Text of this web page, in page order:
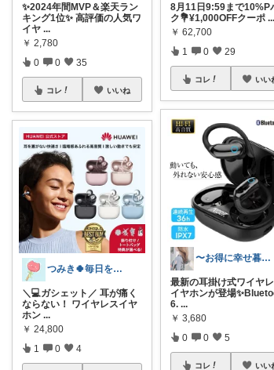
✨2024年間MVP＆楽天ラン
キング1位✨ 高評価の人気ワ
イヤ ...
￥ 2,780
0 0 35
コレ いいね
つみき🍀毎日をご機嫌にする♡
＼💻ガシェット／ 耳が痛く
ならない！ ワイヤレスイヤ
ホン ...
￥ 24,800
1 0 4
8月11日9:59まで10%P
ク💐¥1,000OFFクーポ ...
￥ 62,700
1 0 29
コレ いい
〜お得に幸せ暮らし〜
最新の耳掛け式ワイヤ
イヤホンが登場
6. ...
￥ 3,680
0 0 5
コレ いい